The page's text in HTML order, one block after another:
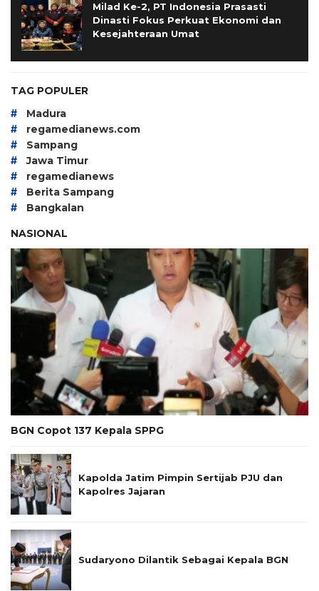
Milad Ke-2, PT Indonesia Prasasti
Dinasti Fokus Perkuat Ekonomi dan
Kesejahteraan Umat
TAG POPULER
# Madura
# regamedianews.com
# Sampang
# Jawa Timur
# regamedianews
# Berita Sampang
#
Bangkalan
NASIONAL
BGN Copot 137 Kepala SPPG
Kapolda Jatim Pimpin Sertijab PJU dan
Kapolres Jajaran
Sudaryono Dilantik Sebagai Kepala BGN